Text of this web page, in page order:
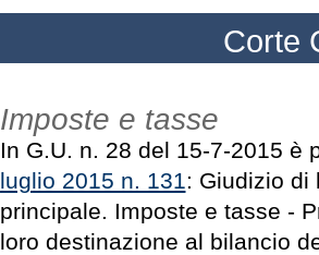
Corte
Imposte e tasse
In G.U. n. 28 del 15-7-2015 è
luglio 2015 n. 131: Giudizio di
principale. Imposte e tasse -
loro destinazione al bilancio